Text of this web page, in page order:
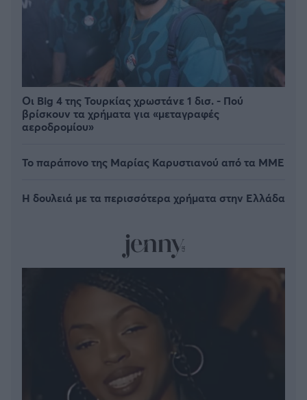
Οι Big 4 της Τουρκίας χρωστάνε 1 δισ. - Πού
βρίσκουν τα χρήματα για «μεταγραφές
αεροδρομίου»
Το παράπονο της Μαρίας Καρυστιανού από τα ΜΜΕ
Η δουλειά με τα περισσότερα χρήματα στην Ελλάδα